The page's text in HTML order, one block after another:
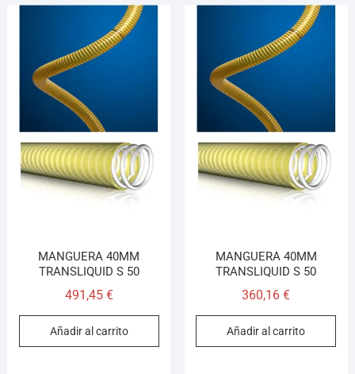
MANGUERA 40MM
TRANSLIQUID S 50
491,45 €
Añadir al carrito
MANGUERA 40MM
TRANSLIQUID S 50
360,16€
Añadir al carrito